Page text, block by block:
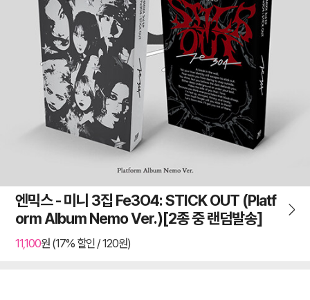
엔믹스 - 미니 3집 Fe3O4: STICK OUT (Platf
orm Album Nemo Ver.)[2종 중 랜덤발송]
11,100원 (17% 할인 / 120원)